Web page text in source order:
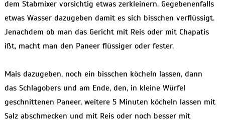
dem Stabmixer vorsichtig etwas zerkleinern. Gegebenenfalls
etwas Wasser dazugeben damit es sich bisschen verflüssigt.
Jenachdem ob man das Gericht mit Reis oder mit Chapatis
ißt, macht man den Paneer flüssiger oder fester.
Mais dazugeben, noch ein bisschen köcheln lassen, dann
das Schlagobers und am Ende, den, in kleine Würfel
geschnittenen Paneer, weitere 5 Minuten köcheln lassen mit
Salz abschmecken und mit Reis oder noch besser mit